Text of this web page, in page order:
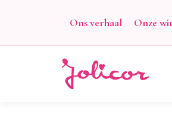
Ons verhaal Onze